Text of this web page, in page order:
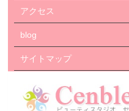
アクセス
blog
サイトマップ